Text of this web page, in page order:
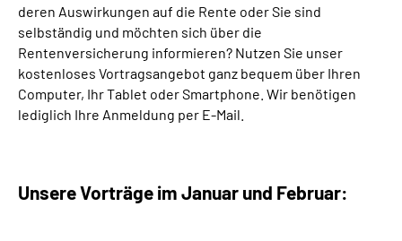
Language
Inhalte in Gebärdensprache (DGS)
deren Auswirkungen auf die Rente oder Sie sind
selbständig und möchten sich über die
Rentenversicherung informieren? Nutzen Sie unser
kostenloses Vortragsangebot ganz bequem über Ihren
Computer, Ihr Tablet oder Smartphone. Wir benötigen
lediglich Ihre Anmeldung per E-Mail.
Unsere Vorträge im Januar und Februar: